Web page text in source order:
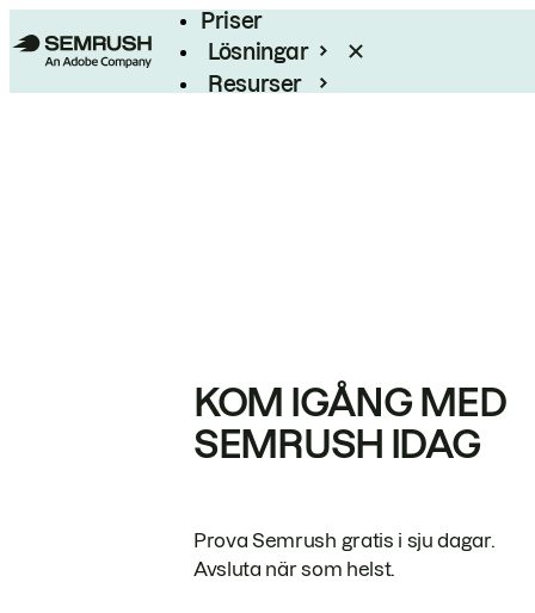
Priser
Lösningar
Resurser
KOM IGÅNG MED
SEMRUSH IDAG
Prova Semrush gratis i sju dagar.
Avsluta när som helst.